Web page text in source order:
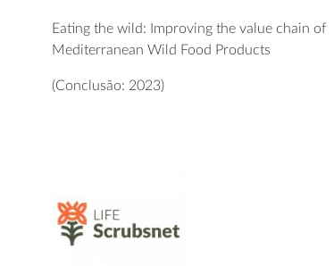
Eating the wild: Improving the value chain of
Mediterranean Wild Food Products
(Conclusão: 2023)